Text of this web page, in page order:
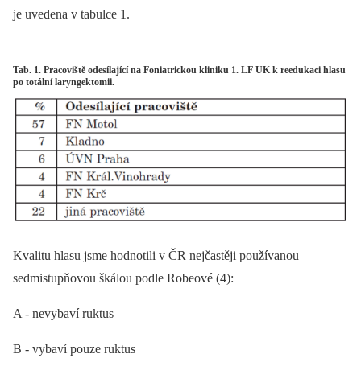
je uvedena v tabulce 1.
Tab. 1. Pracoviště odesílající na Foniatrickou kliniku 1. LF UK k reedukaci hlasu
po totální laryngektomii.
Kvalitu hlasu jsme hodnotili v ČR nejčastěji používanou
sedmistupňovou škálou podle Robeové (4):
A -⁠ nevybaví ruktus
B -⁠ vybaví pouze ruktus